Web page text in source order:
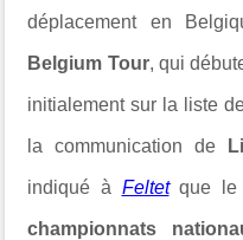
déplacement en
Belgium Tour, qui
initialement sur la liste
la communication de
indiqué à Feltetque le
championnats